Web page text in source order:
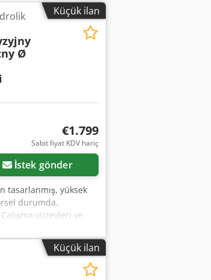
Küçük ilan
Ø
€1.799
Sabit fiyat KDV hariç
İstek gönder
tasarlanmış, yüksek
durumda.
yüzeyleri ve
mandreni, * 3
ahşap taşıma
Teknik özellikler: *
3 ağızlı hidrolik torna
(Fges): 110 kN *
Küçük ilan